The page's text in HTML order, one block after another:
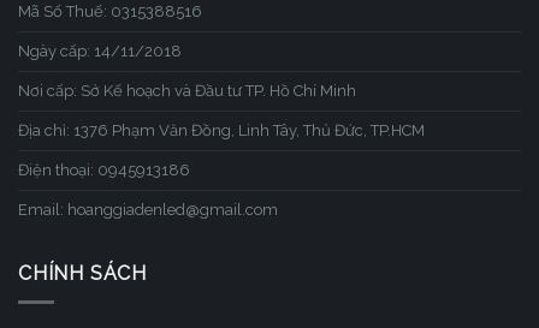
Mã Số Thuế: 0315388516
Ngày cấp: 14/11/2018
Nơi cấp: Sở Kế hoạch và Đầu tư TP. Hồ Chí Minh
Địa chỉ: 1376 Phạm Văn Đồng, Linh Tây, Thủ Đức, TP.HCM
Điện thoại: 0945913186
Email: hoanggiadenled@gmail.com
CHÍNH SÁCH